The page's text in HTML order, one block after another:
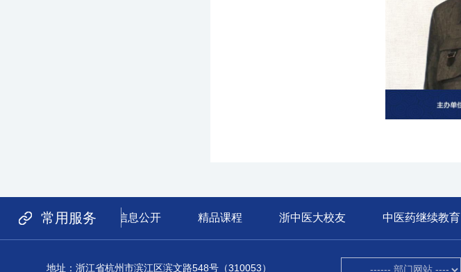
常用服务 信息公开 精品课程 浙中医大校友 中医药继续教育
地址：浙江省杭州市滨江区滨文路548号（310053）